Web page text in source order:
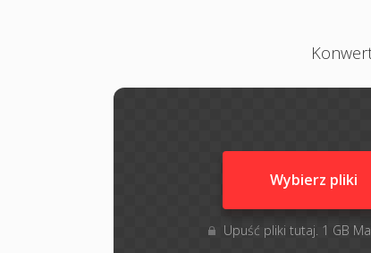
Wybierz pliki
Upuść pliki tutaj. 1 GB